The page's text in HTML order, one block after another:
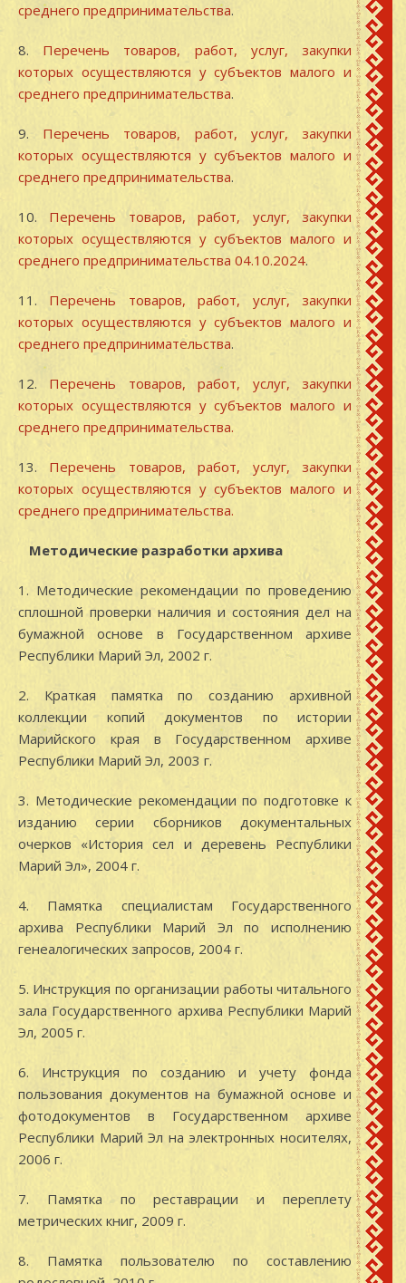
среднего предпринимательства.
8. Перечень товаров, работ, услуг, закупки
которых осуществляются у субъектов малого и
среднего предпринимательства.
9. Перечень товаров, работ, услуг, закупки
которых осуществляются у субъектов малого и
среднего предпринимательства.
10. Перечень товаров, работ, услуг, закупки
которых осуществляются у субъектов малого и
среднего предпринимательства 04.10.2024.
11. Перечень товаров, работ, услуг, закупки
которых осуществляются у субъектов малого и
среднего предпринимательства.
12. Перечень товаров, работ, услуг, закупки
которых осуществляются у субъектов малого и
среднего предпринимательства.
13. Перечень товаров, работ, услуг, закупки
которых осуществляются у субъектов малого и
среднего предпринимательства.
Методические разработки архива
1. Методические рекомендации по проведению
сплошной проверки наличия и состояния дел на
бумажной основе в Государственном архиве
Республики Марий Эл, 2002 г.
2. Краткая памятка по созданию архивной
коллекции копий документов по истории
Марийского края в Государственном архиве
Республики Марий Эл, 2003 г.
3. Методические рекомендации по подготовке к
изданию серии сборников документальных
очерков «История сел и деревень Республики
Марий Эл», 2004 г.
4. Памятка специалистам Государственного
архива Республики Марий Эл по исполнению
генеалогических запросов, 2004 г.
5. Инструкция по организации работы читального
зала Государственного архива Республики Марий
Эл, 2005 г.
6. Инструкция по созданию и учету фонда
пользования документов на бумажной основе и
фотодокументов в Государственном архиве
Республики Марий Эл на электронных носителях,
2006 г.
7. Памятка по реставрации и переплету
метрических книг, 2009 г.
8. Памятка пользователю по составлению